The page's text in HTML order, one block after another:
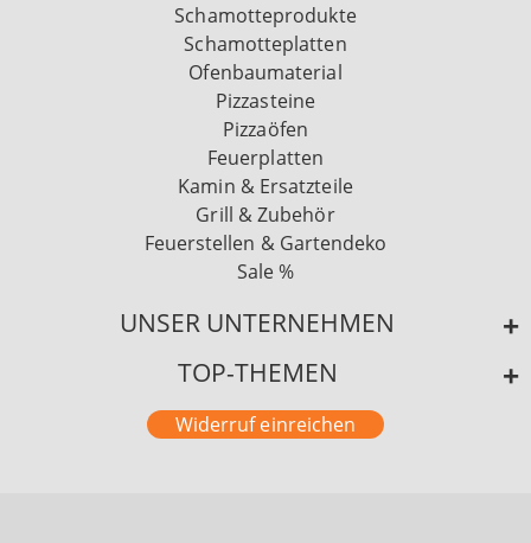
Schamotteprodukte
Schamotteplatten
Ofenbaumaterial
Pizzasteine
Pizzaöfen
Feuerplatten
Kamin & Ersatzteile
Grill & Zubehör
Feuerstellen & Gartendeko
Sale %
UNSER UNTERNEHMEN
TOP-THEMEN
Widerruf einreichen